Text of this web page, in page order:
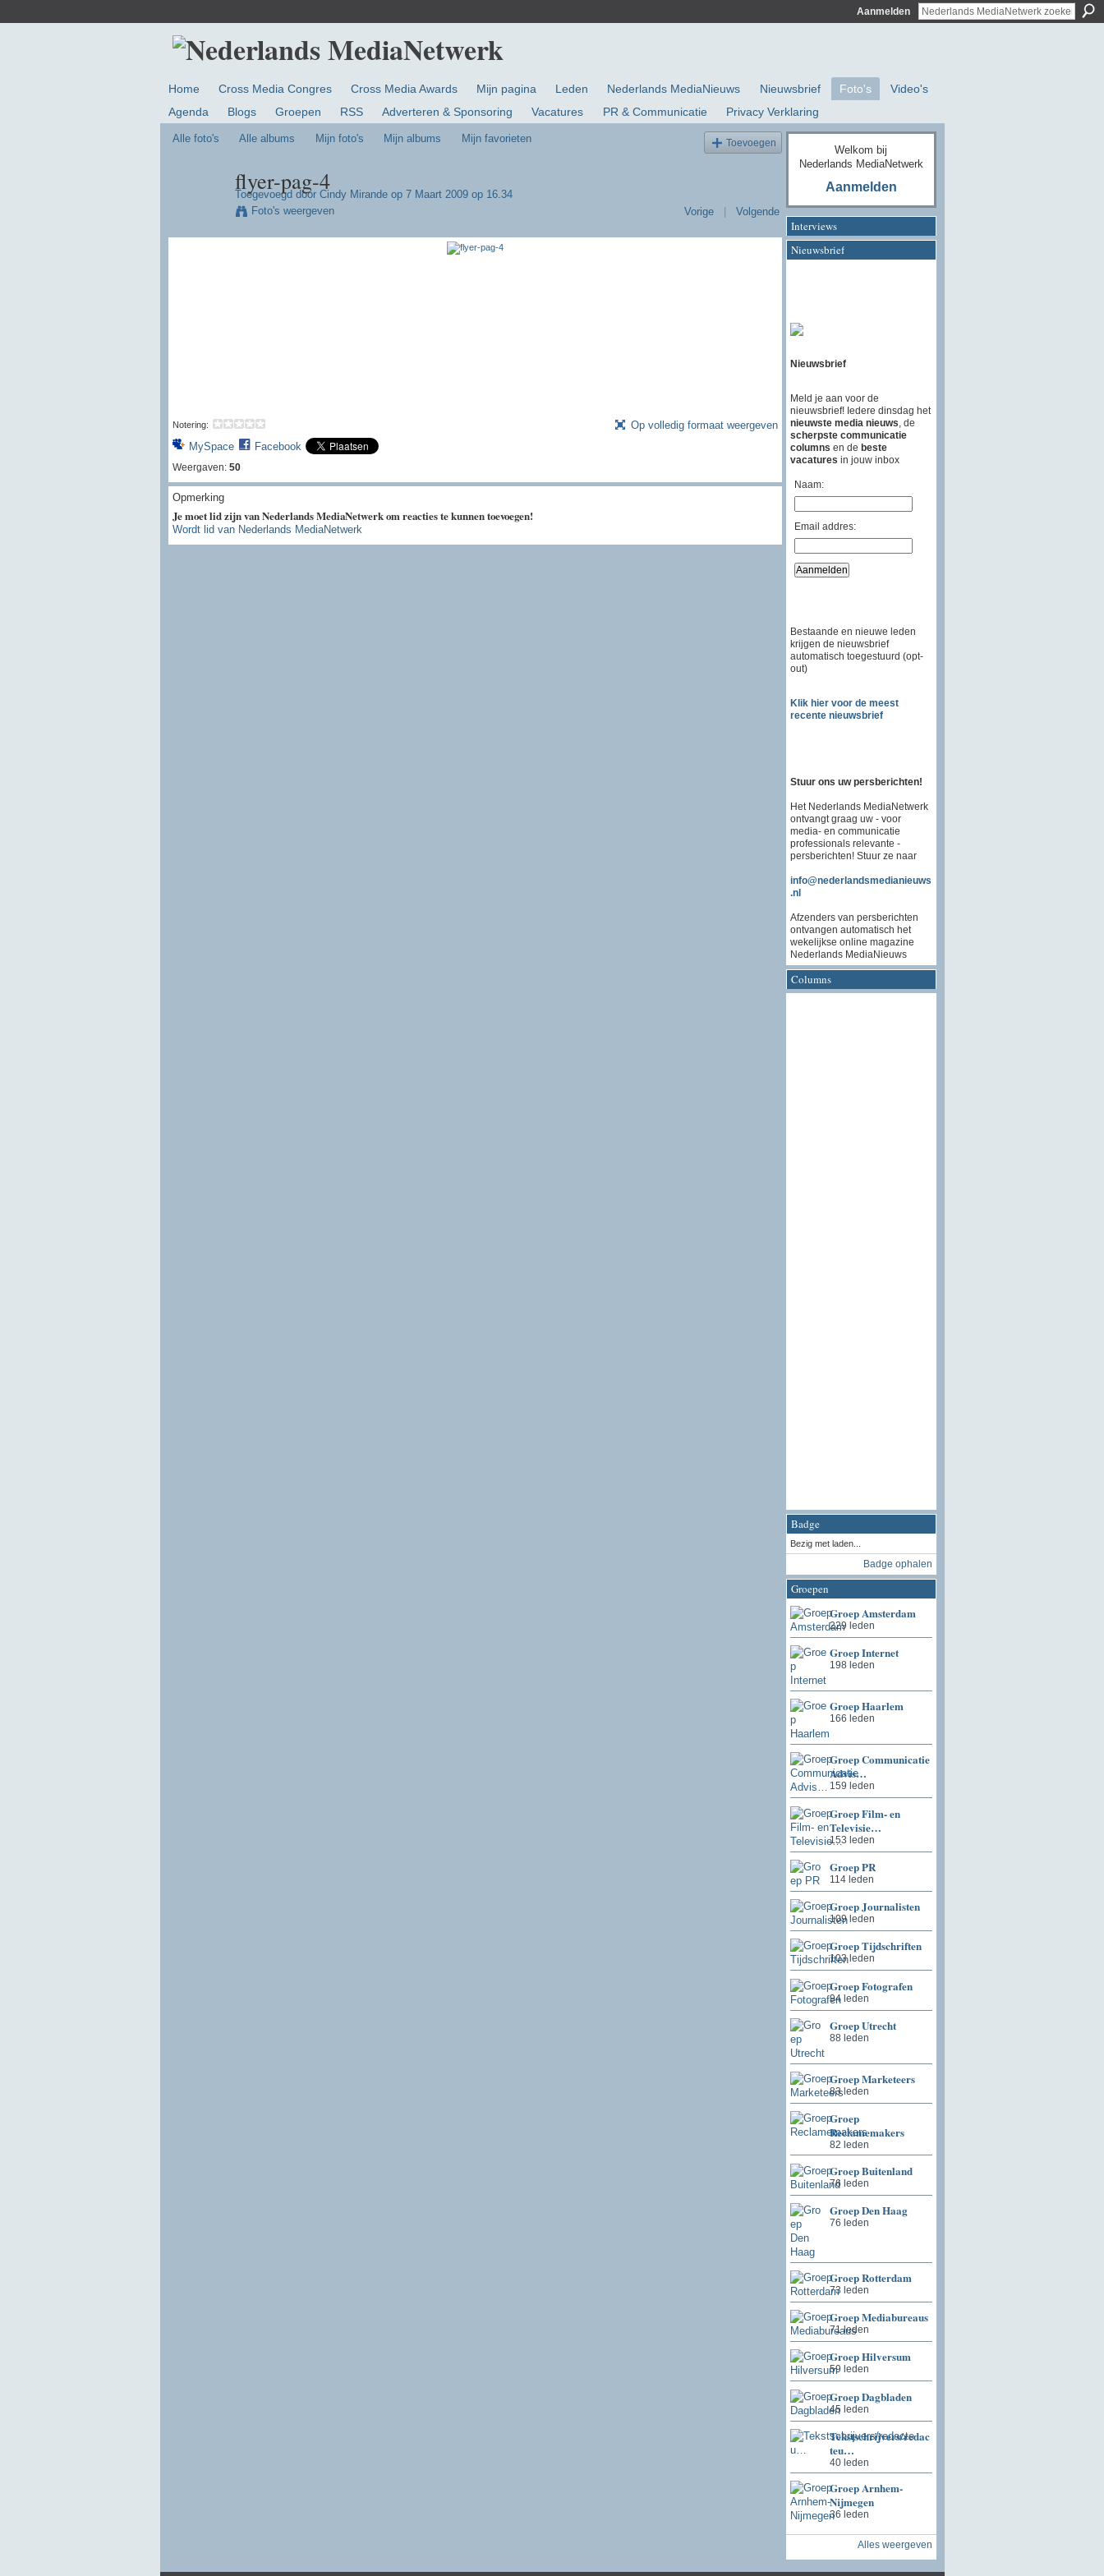
Aanmelden
Home Cross Media Congres Cross Media Awards Mijn pagina Leden Nederlands MediaNieuws Nieuwsbrief Foto's
Video's
Agenda
Blogs Groepen RSS Adverteren & Sponsoring Vacatures PR & Communicatie Privacy Verklaring
Alle foto's Alle albums Mijn foto's Mijn albums Mijn favorieten Toevoegen
flyer-pag-4
Toegevoegd door Cindy Mirandeop 7 Maart 2009 op 16.34
Foto's weergeven
Vorige | Volgende
Notering:
MySpace Facebook
Weergaven: 50
Op volledig formaat weergeven
Opmerking
Je moet lid zijn van Nederlands MediaNetwerk om reacties te kunnen toevoegen!
Wordt lid van Nederlands MediaNetwerk
Welkom bij
Nederlands MediaNetwerk
Aanmelden
Interviews
Nieuwsbrief
Nieuwsbrief
Meld je aan voor de
nieuwsbrief! Iedere dinsdag het
nieuwste media nieuws , de
scherpste communicatie
columns en de beste
vacatures in jouw inbox
Naam:
Email addres:
Bestaande en nieuwe leden
krijgen de nieuwsbrief
automatisch toegestuurd (opt-
out)
Klik hier voor de meest
recente nieuwsbrief
Stuur ons uw persberichten!
Het Nederlands MediaNetwerk
ontvangt graag uw - voor
media- en communicatie
professionals relevante -
persberichten! Stuur ze naar
info@nederlandsmedianieuws
.nl
Afzenders van persberichten
ontvangen automatisch het
wekelijkse online magazine
Nederlands MediaNieuws
Columns
Badge
Bezig met laden...
Badge ophalen
Groepen
Groep Amsterdam
229 leden
Groep Internet
198 leden
Groep Haarlem
166 leden
Groep Communicatie
Advis…
159 leden
Groep Film- en
Televisie…
153 leden
Groep PR
114 leden
Groep Journalisten
109 leden
Groep Tijdschriften
103 leden
Groep Fotografen
94 leden
Groep Utrecht
88 leden
Groep Marketeers
83 leden
Groep
Reclamemakers
82 leden
Groep Buitenland
76 leden
Groep Den Haag
76 leden
Groep Rotterdam
73 leden
Groep Mediabureaus
71 leden
Groep Hilversum
59 leden
Groep Dagbladen
45 leden
Tekstschrijvers/redac
teu…
40 leden
Groep Arnhem-
Nijmegen
36 leden
Alles weergeven